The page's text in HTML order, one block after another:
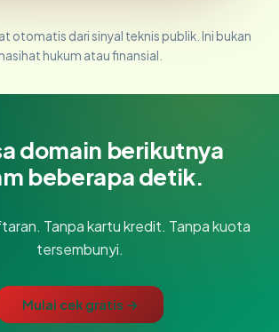
otomatis dari sinyal teknis publik. Ini bukan
nasihat hukum atau finansial.
domain berikutnya
beberapa detik.
Tanpa kartu kredit. Tanpa kuota
tersembunyi.
Mulai cek gratis →